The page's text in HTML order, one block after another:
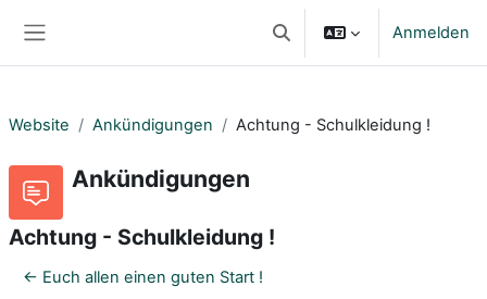
Sucheingabe umschalten
Anmelden
Website Ankündigungen Achtung - Schulkleidung !
Ankündigungen
Achtung - Schulkleidung !
← Euch allen einen guten Start !